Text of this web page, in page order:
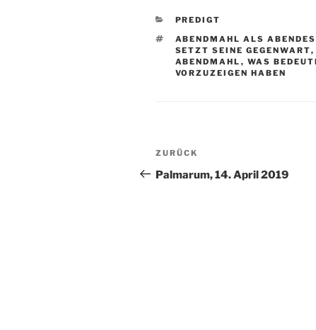
KATEGORIEN
PREDIGT
SCHLAGWÖRTER
ABENDMAHL ALS
SETZT SEINE GEGENWART,
ABENDMAHL , WAS
VORZUZEIGEN HABEN
Beitragsnavigation
Vorheriger
Beitrag
ZURÜCK
Palmarum, 14. April 2019